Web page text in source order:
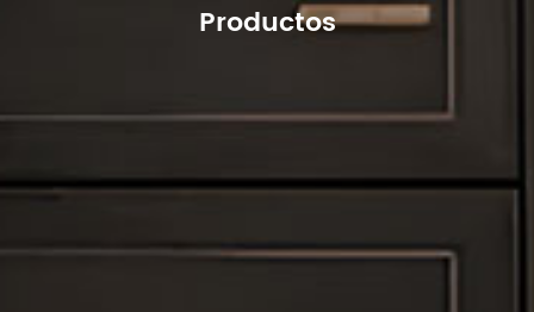
Productos